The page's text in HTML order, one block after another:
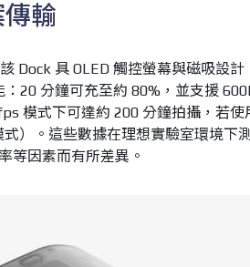
輸
Dock 具 OLED 觸控螢幕與磁吸設計
20 分鐘可充至約 80%，並支援
模式下可達約 200 分鐘拍攝，若使
）。這些數據在理想實驗室環境下
等因素而有所差異。